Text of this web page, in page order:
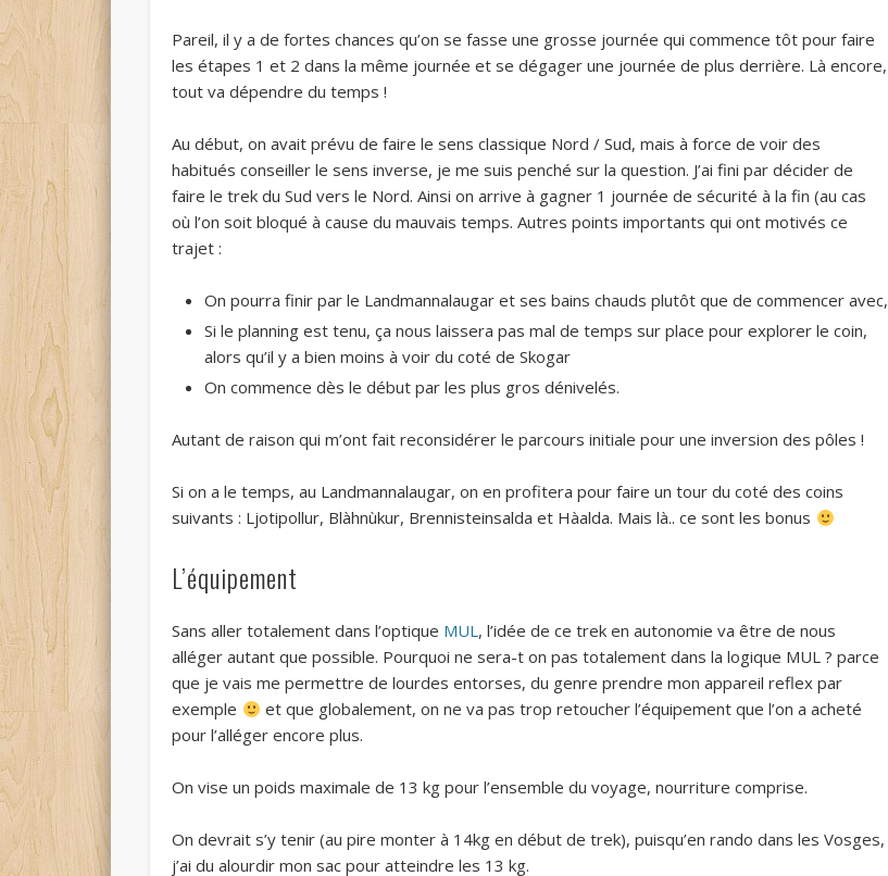
Pareil, il y a de fortes chances qu’on se fasse une grosse journée qui commence tôt pour faire
les étapes 1 et 2 dans la même journée et se dégager une journée de plus derrière. Là encore,
tout va dépendre du temps !
Au début, on avait prévu de faire le sens classique Nord / Sud, mais à force de voir des
habitués conseiller le sens inverse, je me suis penché sur la question. J’ai fini par décider de
faire le trek du Sud vers le Nord. Ainsi on arrive à gagner 1 journée de sécurité à la fin (au cas
où l’on soit bloqué à cause du mauvais temps. Autres points importants qui ont motivés ce
trajet :
On pourra finir par le Landmannalaugar et ses bains chauds plutôt que de commencer avec,
Si le planning est tenu, ça nous laissera pas mal de temps sur place pour explorer le coin,
alors qu’il y a bien moins à voir du coté de Skogar
On commence dès le début par les plus gros dénivelés.
Autant de raison qui m’ont fait reconsidérer le parcours initiale pour une inversion des pôles !
Si on a le temps, au Landmannalaugar, on en profitera pour faire un tour du coté des coins
suivants : Ljotipollur, Blàhnùkur, Brennisteinsalda et Hàalda. Mais là.. ce sont les bonus
L’équipement
Sans aller totalement dans l’optique MUL, l’idée de ce trek en autonomie va être de nous
alléger autant que possible. Pourquoi ne sera-t on pas totalement dans la logique MUL ? parce
que je vais me permettre de lourdes entorses, du genre prendre mon appareil reflex par
exemple
et que globalement, on ne va pas trop retoucher l’équipement que l’on a acheté
pour l’alléger encore plus.
On vise un poids maximale de 13 kg pour l’ensemble du voyage, nourriture comprise.
On devrait s’y tenir (au pire monter à 14kg en début de trek), puisqu’en rando dans les Vosges,
j’ai du alourdir mon sac pour atteindre les 13 kg.